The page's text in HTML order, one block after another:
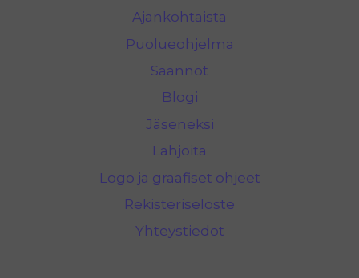
Ajankohtaista
Puolueohjelma
Säännöt
Blogi
Jäseneksi
Lahjoita
Logo ja graafiset ohjeet
Rekisteriseloste
Yhteystiedot